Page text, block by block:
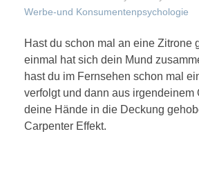
Werbe-und Konsumentenpsychologie
Hast du schon mal an eine Zitrone
einmal hat sich dein Mund
hast du im Fernsehen schon mal
verfolgt und dann aus irgendeinem
deine Hände in die Deckung
Carpenter Effekt.